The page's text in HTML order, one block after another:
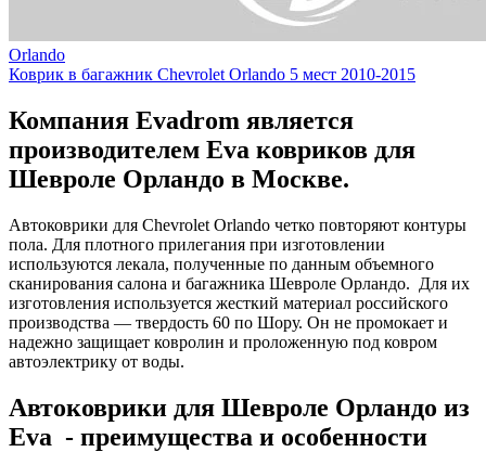
Orlando
Коврик в багажник Chevrolet Orlando 5 мест 2010-2015
Компания Evadrom является
производителем Eva ковриков для
Шевроле Орландо в Москве.
Автоковрики для Chevrolet Orlando четко повторяют контуры
пола. Для плотного прилегания при изготовлении
используются лекала, полученные по данным объемного
сканирования салона и багажника Шевроле Орландо. Для их
изготовления используется жесткий материал российского
производства — твердость 60 по Шору. Он не промокает и
надежно защищает ковролин и проложенную под ковром
автоэлектрику от воды.
Автоковрики для Шевроле Орландо из
Eva - преимущества и особенности